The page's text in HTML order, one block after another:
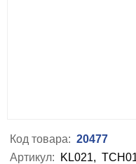
Код товара: 20477
Артикул:
KL021,